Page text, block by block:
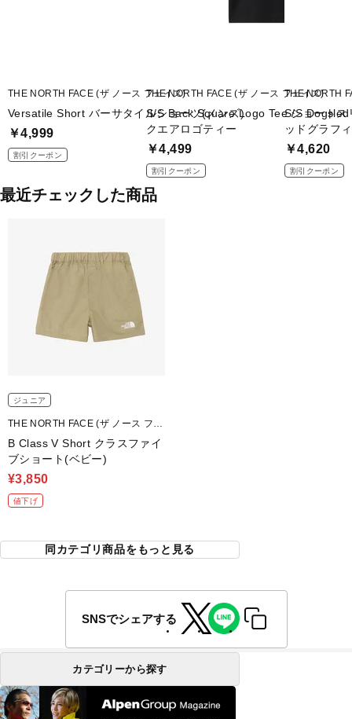
THE NORTH FACE (ザ ノース フェイス)
Versatile Short バーサタイルショーツ(メンズ)
￥4,999
割引クーポン
THE NORTH FACE (ザ ノース フェイス)
S/S Back Square Logo Tee ショートス
クエアロゴティー
￥4,499
割引クーポン
THE NORTH
S/S Dogsled
ッドグラフ
￥4,620
割引クーポン
最近チェックした商品
ジュニア
THE NORTH FACE (ザ ノース フェ
イス)
B Class V Short クラスファイ
ブショート(ベビー)
¥3,850
値下げ
同カテゴリ商品をもっと見る
SNSでシェアする
カテゴリーから探す